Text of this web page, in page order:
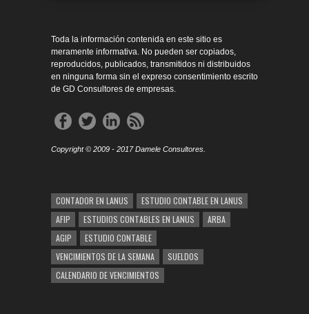
Toda la información contenida en este sitio es
meramente informativa. No pueden ser copiados,
reproducidos, publicados, transmitidos ni distribuidos
en ninguna forma sin el expreso consentimiento escrito
de GD Consultores de empresas.
Copyright © 2009 - 2017 Damele Consultores.
CONTADOR EN LANUS
ESTUDIO CONTABLE EN LANUS
AFIP
ESTUDIOS CONTABLES EN LANUS
ARBA
AGIP
ESTUDIO CONTABLE
VENCIMIENTOS DE LA SEMANA
SUELDOS
CALENDARIO DE VENCIMIENTOS